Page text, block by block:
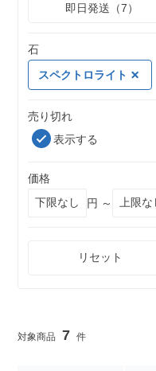
即日発送（7）
石
スペクトロライト
売り切れ
表示する
価格
円 ～
リセット
7